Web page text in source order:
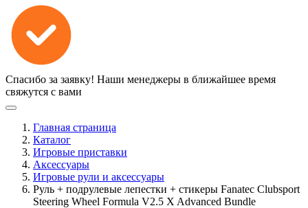
Спасибо за заявку! Наши менеджеры в ближайшее время
свяжутся с вами
Главная страница
Каталог
Игровые приставки
Аксессуары
Игровые рули и аксессуары
Руль + подрулевые лепестки + стикеры Fanatec Clubsport
Steering Wheel Formula V2.5 X Advanced Bundle